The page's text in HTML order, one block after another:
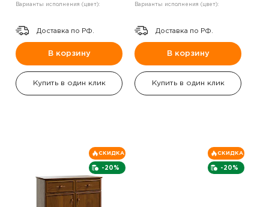
Варианты исполнения (цвет):
Доставка по РФ.
В корзину
Купить в один клик
Варианты исполнения (цвет):
Доставка по РФ.
В корзину
Купить в один клик
-20%
СКИДКА
-20%
СКИДКА